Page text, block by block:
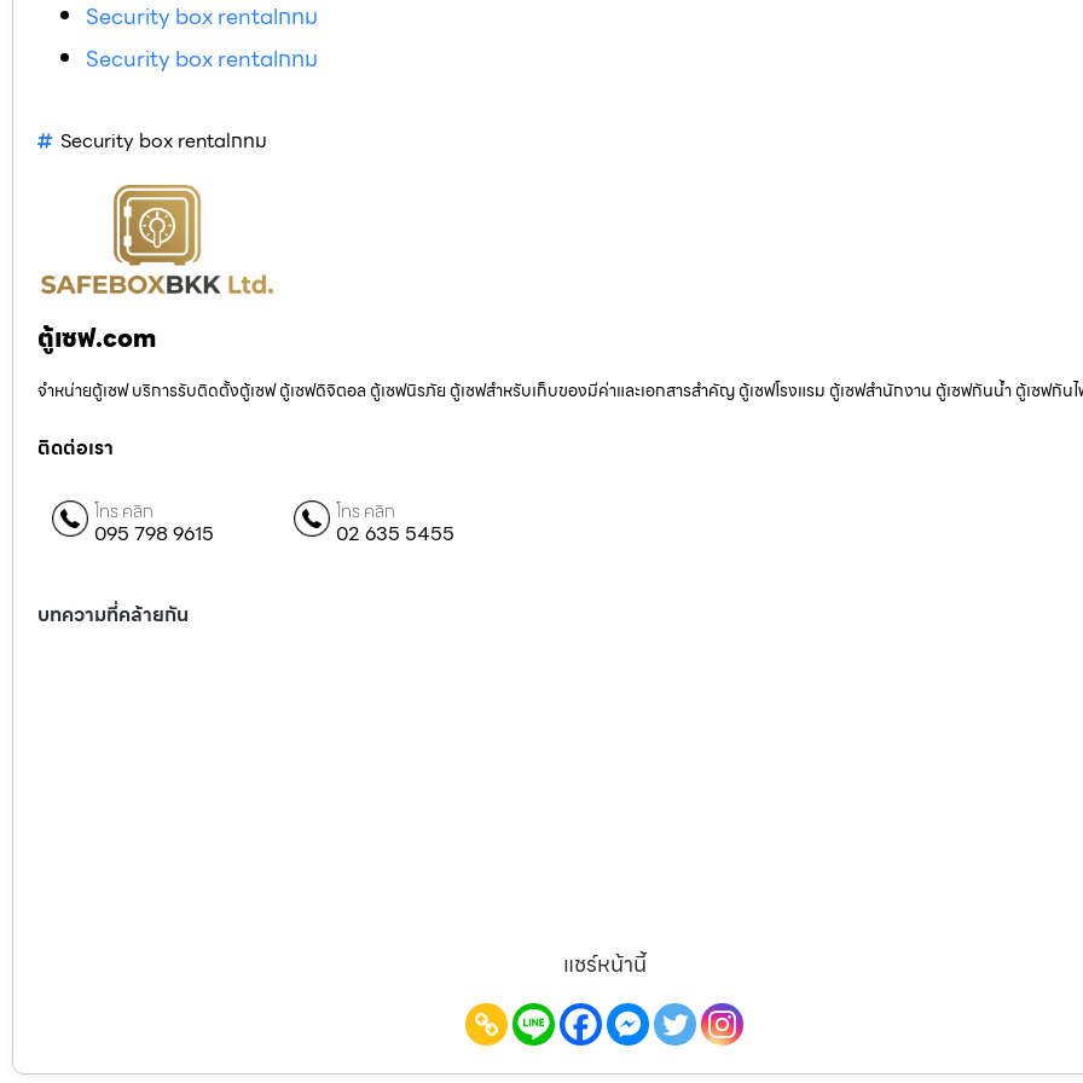
Security box rentalกทม
Security box rentalกทม
Security box rentalกทม
ตู้เซฟ.com
จำหน่ายตู้เซฟ บริการรับติดตั้งตู้เซฟ ตู้เซฟดิจิตอล ตู้เซฟนิรภัย ตู้เซฟสำหรับเก็บของมีค่าและเอกสารสำคัญ ตู้เซฟโรงแรม ตู้เซฟสำนักงาน ตู้เซฟกันน้ำ ตู้เซฟกัน
ติดต่อเรา
โทร คลิก
095 798 9615
โทร คลิก
02 635 5455
บทความที่คล้ายกัน
แชร์หน้านี้